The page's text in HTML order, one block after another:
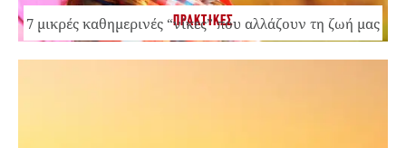
ΠΡΑΚΤΙΚΕΣ
7 μικρές καθημερινές “νίκες” που αλλάζουν τη ζωή μας